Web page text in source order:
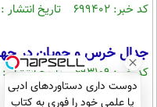
کد خبر: ۶۹۹۴۰۲ تاریخ انتشار : ۱۳۹۸/۰۸/۳۰
جدال خرس و چوپان در
کد خبر: ۶۹۳۱۰۹ تاریخ انتشار : ۱۳۹۸/۰۷/۱۸
دوست داری دستاوردهای ادبی
یا علمی خود را فوری به کتاب